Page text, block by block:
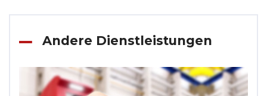
Andere Dienstleistungen